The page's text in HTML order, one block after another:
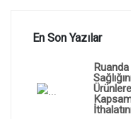
En Son Yazılar